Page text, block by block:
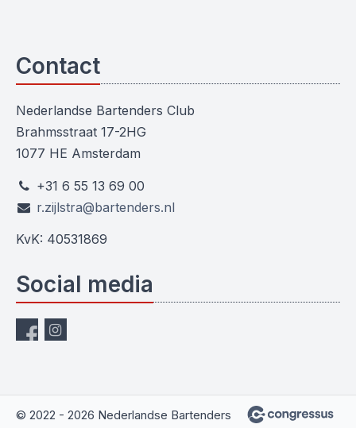
Contact
Nederlandse Bartenders Club
Brahmsstraat 17-2HG
1077 HE Amsterdam
+31 6 55 13 69 00
r.zijlstra@bartenders.nl
KvK: 40531869
Social media
© 2022 - 2026 Nederlandse Bartenders